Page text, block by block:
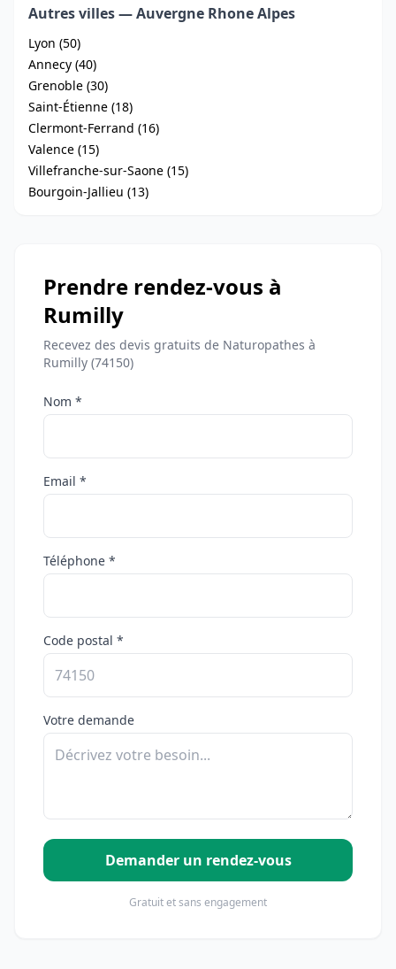
Autres villes — Auvergne Rhone Alpes
Lyon (50)
Annecy (40)
Grenoble (30)
Saint-Étienne (18)
Clermont-Ferrand (16)
Valence (15)
Villefranche-sur-Saone (15)
Bourgoin-Jallieu (13)
Prendre rendez-vous à
Rumilly
Recevez des devis gratuits de Naturopathes à
Rumilly (74150)
Nom *
Email *
Téléphone *
Code postal *
Votre demande
Demander un rendez-vous
Gratuit et sans engagement